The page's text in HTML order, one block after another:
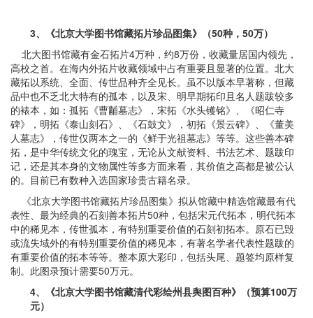
3、 《北京大学图书馆藏拓片珍品图集》（50种， 50万）
北大图书馆藏有金石拓片4万种，约8万份，收藏量居国内领先，
高校之首。在海内外拓片收藏领域中占有重要且显著的位置。北大
藏拓以系统、全面、传世品种齐全见长。虽不以版本早著称，但藏
品中也不乏北大特有的孤本，以及宋、明早期拓印且名人题跋较多
的裱本，如：孤拓《曹黼墓志》，宋拓《水头镬铭》、《昭仁寺
碑》，明拓《泰山刻石》、《石鼓文》，初拓《景云碑》、《董美
人墓志》，传世仅两本之一的《鲜于光祖墓志》等等。这些善本碑
拓，是中华传统文化的瑰宝，无论从文献资料、书法艺术、题跋印
记，还是其本身的文物属性等多方面来看，其价值之高都是被公认
的。目前已有数种入选国家珍贵古籍名录。
《北京大学图书馆藏拓片珍品图集》拟从馆藏中精选馆藏最有代
表性、最为经典的石刻善本拓片50种，包括宋元代拓本，明代拓本
中的稀见本，传世孤本，有特别重要价值的石刻初拓本。原石已毁
或流失域外的有特别重要价值的稀见本，有著名学者代表性题跋的
有重要价值的拓本等等。整本原大彩印，包括头尾、题签均原样复
制。此图录预计需要50万元。
4、
《北京大学图书馆藏清代彩绘州县舆图百种》（预算100万
元）